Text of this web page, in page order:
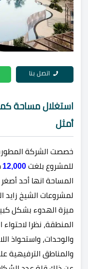
اتصل بنا
استغلال مساحة
أمثل
خصصت الشركة المطورة
للمشروع بلغت 12,000
المساحة انها أحد
لمشروعات الشيخ زايد
ميزة الهدوء بشكل
المنطقة، نظرا
والوحدات، واستحواذ
والمناطق الترفيهية